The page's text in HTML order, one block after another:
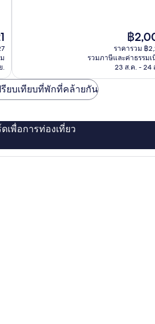
.
ราคา
ปัจจุบัน
คือ
฿2,009
฿
ราคารวม ฿
รวมภาษีและค่าธรรมเ
23 ส.ค. - 24
รียบเทียบที่พักที่คล้ายกัน
เพื่อการท่องเที่ยว